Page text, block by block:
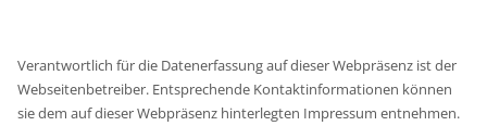
Verantwortlich für die Datenerfassung auf dieser Webpräsenz ist der
Webseitenbetreiber. Entsprechende Kontaktinformationen können
sie dem auf dieser Webpräsenz hinterlegten Impressum entnehmen.